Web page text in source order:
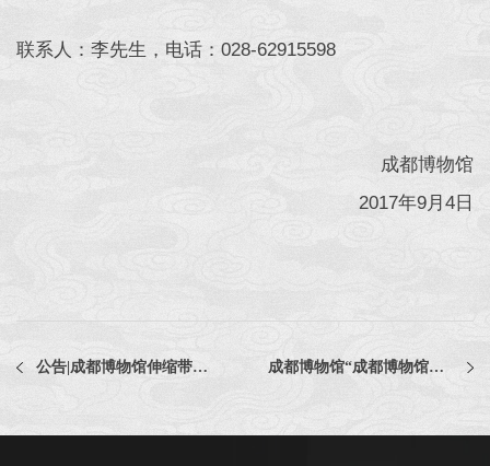
联系人：李先生，电话：028-62915598
成都博物馆
2017年9月4日
公告|成都博物馆伸缩带栏杆座采购项目中标通知书 成都博物馆“成都博物馆职工餐厅送餐服务”比选结果公示